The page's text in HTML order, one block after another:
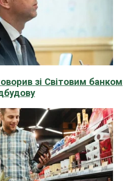
зі Світовим банком